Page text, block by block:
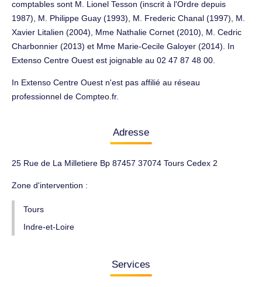
comptables sont M. Lionel Tesson (inscrit à l'Ordre depuis
1987), M. Philippe Guay (1993), M. Frederic Chanal (1997), M.
Xavier Litalien (2004), Mme Nathalie Cornet (2010), M. Cedric
Charbonnier (2013) et Mme Marie-Cecile Galoyer (2014). In
Extenso Centre Ouest est joignable au 02 47 87 48 00.
In Extenso Centre Ouest n'est pas affilié au réseau
professionnel de Compteo.fr.
Adresse
25 Rue de La Milletiere Bp 87457 37074 Tours Cedex 2
Zone d'intervention :
Tours
Indre-et-Loire
Services